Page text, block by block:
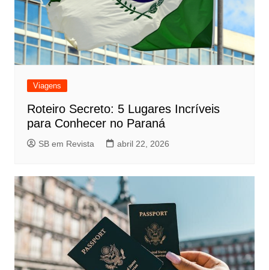
Viagens
Roteiro Secreto: 5 Lugares Incríveis
para Conhecer no Paraná
SB em Revista abril 22, 2026